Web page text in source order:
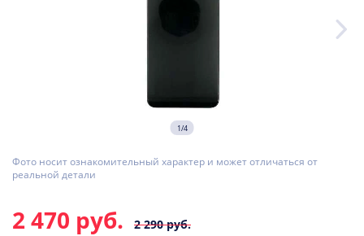
1/4
Фото носит ознакомительный характер и может отличаться от
реальной детали
2 470 руб. 2 290 руб.